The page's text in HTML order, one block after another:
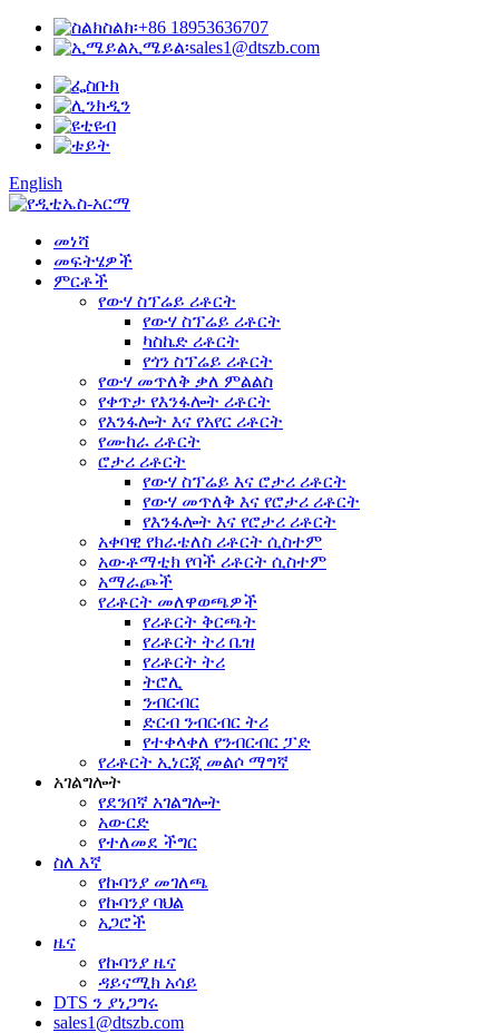
ስልክ፡+86 18953636707
ኢሜይል፡sales1@dtszb.com
English
መነሻ
መፍትሄዎች
ምርቶች
የውሃ ስፕሬይ ሪቶርት
የውሃ ስፕሬይ ሪቶርት
ካስኬድ ሪቶርት
የጎን ስፕሬይ ሪቶርት
የውሃ መጥለቅ ቃለ ምልልስ
የቀጥታ የእንፋሎት ሪቶርት
የእንፋሎት እና የአየር ሪቶርት
የሙከራ ሪቶርት
ሮታሪ ሪቶርት
የውሃ ስፕሬይ እና ሮታሪ ሪቶርት
የውሃ መጥለቅ እና የሮታሪ ሪቶርት
የእንፋሎት እና የሮታሪ ሪቶርት
አቀባዊ የክራቴለስ ሪቶርት ሲስተም
አውቶማቲክ የባች ሪቶርት ሲስተም
አማራጮች
የሪቶርት መለዋወጫዎች
የሪቶርት ቅርጫት
የሪቶርት ትሪ ቤዝ
የሪቶርት ትሪ
ትሮሊ
ንብርብር
ድርብ ንብርብር ትሪ
የተቀላቀለ የንብርብር ፓድ
የሪቶርት ኢነርጂ መልሶ ማግኛ
አገልግሎት
የደንበኛ አገልግሎት
አውርድ
የተለመደ ችግር
ስለ እኛ
የኩባንያ መገለጫ
የኩባንያ ባህል
አጋሮች
ዜና
የኩባንያ ዜና
ዳይናሚክ አሳይ
DTS ን ያነጋግሩ
sales1@dtszb.com